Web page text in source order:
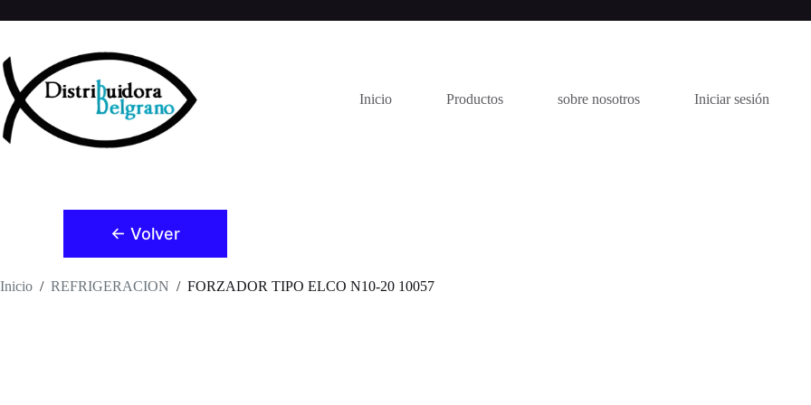
al
Inicio Productos sobre nosotros Iniciar sesión
← Volver
Inicio / REFRIGERACION / FORZADOR TIPO ELCO N10-20 10057